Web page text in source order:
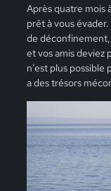
Après quatre mois
prêt à vous
de déconfinement,
et vos amis deviez
n’est plus possible
a des trésors